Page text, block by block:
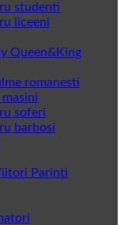
studenti
liceeni
Queen&King
romanesti
soferi
barbosi
Parinti